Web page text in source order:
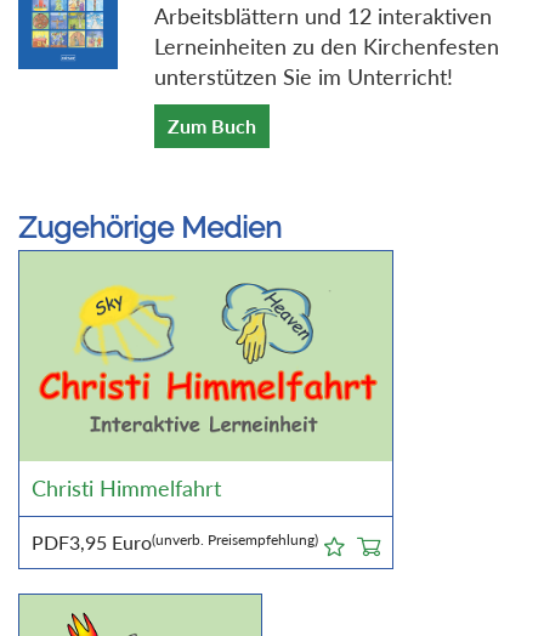
Arbeitsblättern und 12 interaktiven
Lerneinheiten zu den Kirchenfesten
unterstützen Sie im Unterricht!
Zum Buch
Zugehörige Medien
Christi Himmelfahrt
PDF3,95 Euro(unverb. Preisempfehlung)